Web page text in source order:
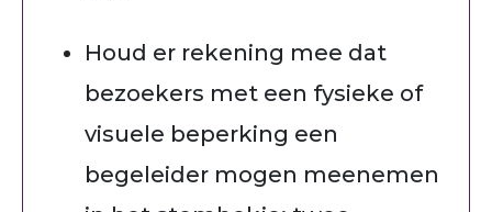
Houd er rekening mee dat
bezoekers met een fysieke of
visuele beperking een
begeleider mogen meenemen